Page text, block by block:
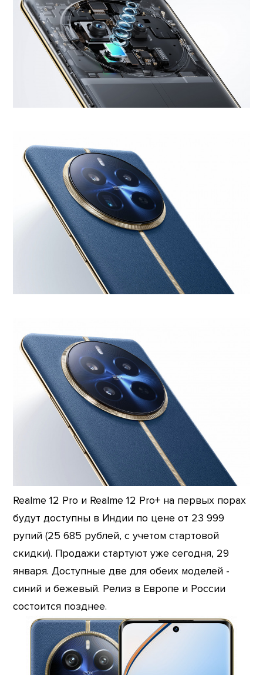
Realme 12 Pro и Realme 12 Pro+ на первых порах
будут доступны в Индии по цене от 23 999
рупий (25 685 рублей, с учетом стартовой
скидки). Продажи стартуют уже сегодня, 29
января. Доступные две для обеих моделей -
синий и бежевый. Релиз в Европе и России
состоится позднее.